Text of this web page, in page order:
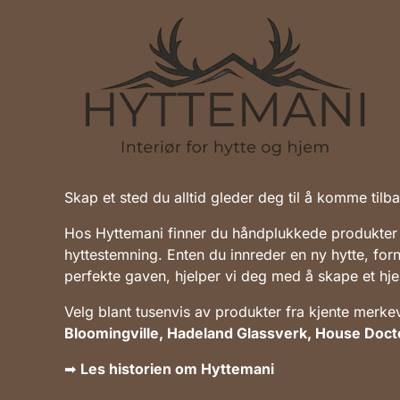
Skap et sted du alltid gleder deg til å komme
Hos Hyttemani finner du håndplukkede
hyttestemning. Enten du innreder en ny hytte,
perfekte gaven, hjelper vi deg med å skape et
Velg blant tusenvis av produkter fra kjente
Bloomingville, Hadeland Glassverk, House
➡ Les historien om Hyttemani